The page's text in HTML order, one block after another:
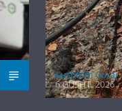
Kushtrim Guraj
6 GUSHT, 2026